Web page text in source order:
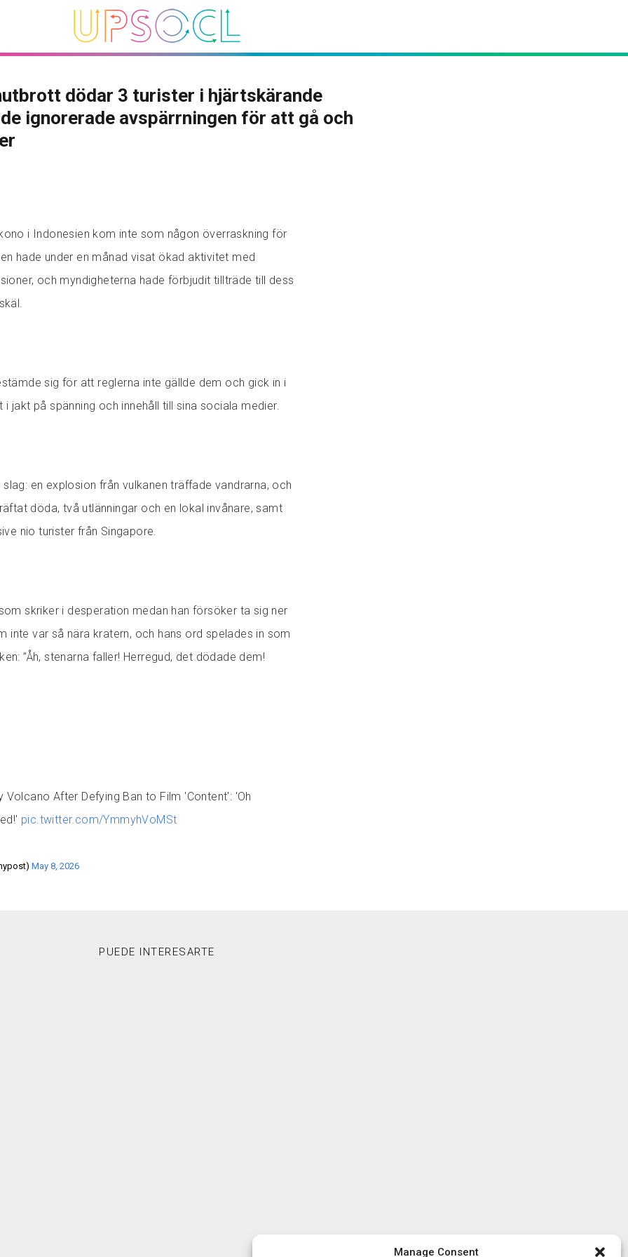
Manage Consent
dödar 3 turister i hjärtskärande
ignorerade avspärrningen för att gå och
i Indonesien kom inte som någon överraskning för
hade under en månad visat ökad aktivitet med
och myndigheterna hade förbjudit tillträde till dess
sig för att reglerna inte gällde dem och gick in i
jakt på spänning och innehåll till sina sociala medier.
en explosion från vulkanen träffade vandrarna, och
döda, två utlänningar och en lokal invånare, samt
nio turister från Singapore.
skriker i desperation medan han försöker ta sig ner
inte var så nära kratern, och hans ord spelades in som
”Åh, stenarna faller! Herregud, det dödade dem!
Volcano After Defying Ban to Film 'Content': 'Oh
pic.twitter.com/YmmyhVoMSt
May 8, 2026
PUEDE INTERESARTE